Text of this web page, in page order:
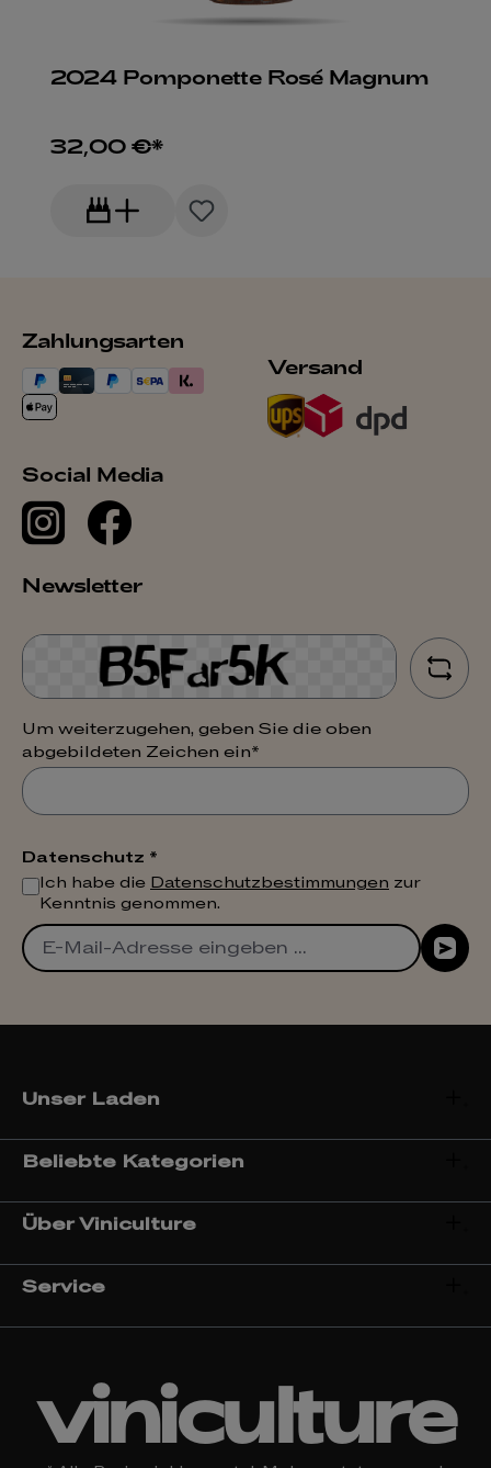
2024 Pomponette Rosé Magnum
32,00 €*
Zahlungsarten
Versand
Social Media
Newsletter
Um weiterzugehen, geben Sie die oben
abgebildeten Zeichen ein*
Datenschutz *
Ich habe die Datenschutzbestimmungen zur
Kenntnis genommen.
Unser Laden
Beliebte Kategorien
Über Viniculture
Service
viniculture